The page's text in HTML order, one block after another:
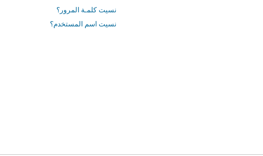
نسيت كلمـة المرور؟
نسيت اسم المستخدم؟